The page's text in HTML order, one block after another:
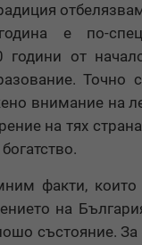
е по-
години от
Точно
внимание на
на тях
факти, които
на
състояние.